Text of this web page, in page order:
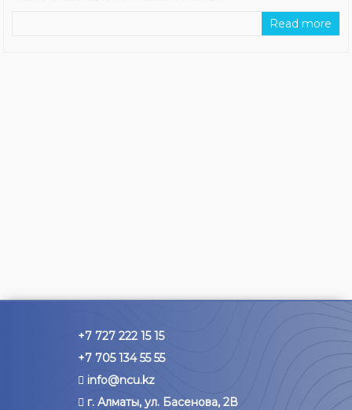
Read more
+7 727 222 15 15
+7 705 134 55 55
info@ncu.kz
г. Алматы, ул. Басенова, 2В